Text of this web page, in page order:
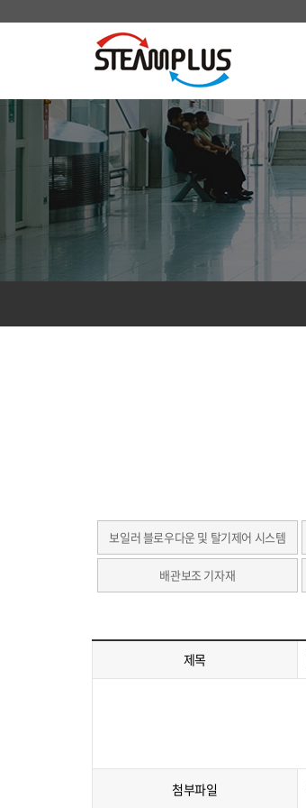
보일러 블로우다운 및 탈기제어 시스템
배관보조 기자재
제목
첨부파일